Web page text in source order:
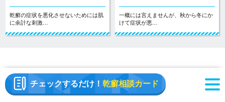
乾癬の症状を悪化させないためには肌
に余計な刺激…
一概には言えませんが、秋から冬にか
けて症状が悪…
チェックするだけ！ 乾癬相談カード